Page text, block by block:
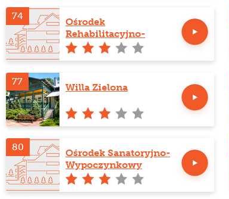
74
Ośrodek
Rehabilitacyjno-
Wypoczynkowy Muflon
77
Willa Zielona
80
Ośrodek Sanatoryjno-
Wypoczynkowy
Lwigród